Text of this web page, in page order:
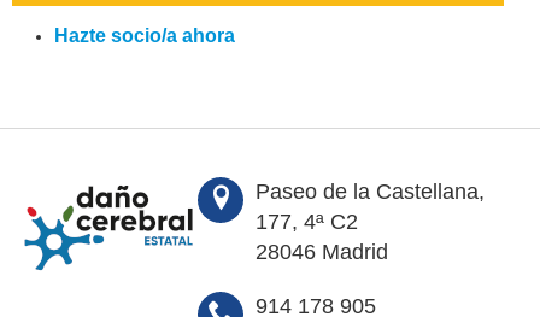
Hazte socio/a ahora
Paseo de la Castellana,
177, 4ª C2
28046 Madrid
914 178 905